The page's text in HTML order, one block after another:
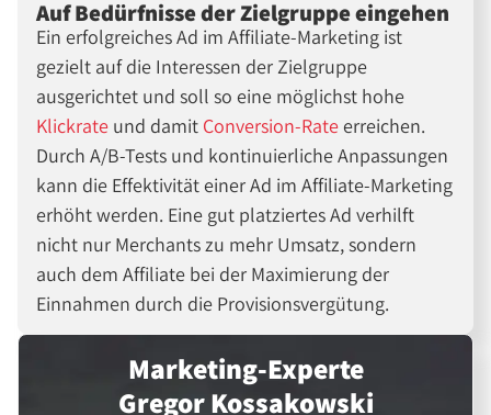
Auf Bedürfnisse der Zielgruppe eingehen
Ein erfolgreiches Ad im Affiliate-Marketing ist
gezielt auf die Interessen der Zielgruppe
ausgerichtet und soll so eine möglichst hohe
Klickrate und damit Conversion-Rateerreichen.
Durch A/B-Tests und kontinuierliche Anpassungen
kann die Effektivität einer Ad im Affiliate-Marketing
erhöht werden. Eine gut platziertes Ad verhilft
nicht nur Merchants zu mehr Umsatz, sondern
auch dem Affiliate bei der Maximierung der
Einnahmen durch die Provisionsvergütung.
Marketing-Experte
Gregor Kossakowski